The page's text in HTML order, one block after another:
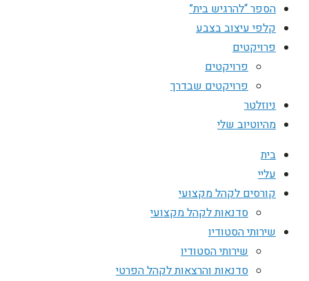
הספר “להרגיש בית”
קלפי עיצוב בצבע
פרויקטים
פרויקטים
פרויקטים שבדרך
ניוזלטר
מהיוטיוב שלי
בית
עליי
קורסים לקהל מקצועי
סדנאות לקהל מקצועי
שירותי הסטודיו
שירותי הסטודיו
סדנאות והרצאות לקהל הפרטי